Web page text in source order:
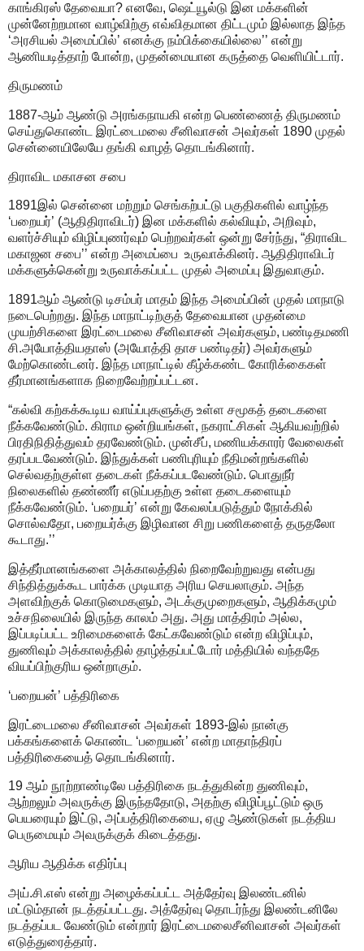
காங்கிரஸ் தேவையா? எனவே, ஷெட்யூல்டு இன மக்களின்
முன்னேற்றமான வாழ்விற்கு எவ்விதமான திட்டமும் இல்லாத இந்த
‘அரசியல் அமைப்பில்’ எனக்கு நம்பிக்கையில்லை’’ என்று
ஆணியடித்தாற் போன்ற, முதன்மையான கருத்தை வெளியிட்டார்.
திருமணம்
1887-ஆம் ஆண்டு அரங்கநாயகி என்ற பெண்ணைத் திருமணம்
செய்துகொண்ட இரட்டைமலை சீனிவாசன் அவர்கள் 1890 முதல்
சென்னையிலேயே தங்கி வாழத் தொடங்கினார்.
திராவிட மகாசன சபை
1891இல் சென்னை மற்றும் செங்கற்பட்டு பகுதிகளில் வாழ்ந்த
‘பறையர்’ (ஆதிதிராவிடர்) இன மக்களில் கல்வியும், அறிவும்,
வளர்ச்சியும் விழிப்புணர்வும் பெற்றவர்கள் ஒன்று சேர்ந்து, “திராவிட
மகாஜன சபை’’ என்ற அமைப்பை உருவாக்கினர். ஆதிதிராவிடர்
மக்களுக்கென்று உருவாக்கப்பட்ட முதல் அமைப்பு இதுவாகும்.
1891ஆம் ஆண்டு டிசம்பர் மாதம் இந்த அமைப்பின் முதல் மாநாடு
நடைபெற்றது. இந்த மாநாட்டிற்குத் தேவையான முதன்மை
முயற்சிகளை இரட்டைமலை சீனிவாசன் அவர்களும், பண்டிதமணி
சி.அயோத்தியதாஸ் (அயோத்தி தாச பண்டிதர்) அவர்களும்
மேற்கொண்டனர். இந்த மாநாட்டில் கீழ்க்கண்ட கோரிக்கைகள்
தீர்மானங்களாக நிறைவேற்றப்பட்டன.
“கல்வி கற்கக்கூடிய வாய்ப்புகளுக்கு உள்ள சமூகத் தடைகளை
நீக்கவேண்டும். கிராம ஒன்றியங்கள், நகராட்சிகள் ஆகியவற்றில்
பிரதிநிதித்துவம் தரவேண்டும். முன்சீப், மணியக்காரர் வேலைகள்
தரப்படவேண்டும். இந்துக்கள் பணிபுரியும் நீதிமன்றங்களில்
செல்வதற்குள்ள தடைகள் நீக்கப்படவேண்டும். பொதுநீர்
நிலைகளில் தண்ணீர் எடுப்பதற்கு உள்ள தடைகளையும்
நீக்கவேண்டும். ‘பறையர்’ என்று கேவலப்படுத்தும் நோக்கில்
சொல்வதோ, பறையர்க்கு இழிவான சிறு பணிகளைத் தருதலோ
கூடாது.’’
இத்தீர்மானங்களை அக்காலத்தில் நிறைவேற்றுவது என்பது
சிந்தித்துக்கூட பார்க்க முடியாத அரிய செயலாகும். அந்த
அளவிற்குக் கொடுமைகளும், அடக்குமுறைகளும், ஆதிக்கமும்
உச்சநிலையில் இருந்த காலம் அது. அது மாத்திரம் அல்ல,
இப்படிப்பட்ட உரிமைகளைக் கேட்கவேண்டும் என்ற விழிப்பும்,
துணிவும் அக்காலத்தில் தாழ்த்தப்பட்டோர் மத்தியில் வந்ததே
வியப்பிற்குரிய ஒன்றாகும்.
‘பறையன்’ பத்திரிகை
இரட்டைமலை சீனிவாசன் அவர்கள் 1893-இல் நான்கு
பக்கங்களைக் கொண்ட ‘பறையன்’ என்ற மாதாந்திரப்
பத்திரிகையைத் தொடங்கினார்.
19 ஆம் நூற்றாண்டிலே பத்திரிகை நடத்துகின்ற துணிவும்,
ஆற்றலும் அவருக்கு இருந்ததோடு, அதற்கு விழிப்பூட்டும் ஒரு
பெயரையும் இட்டு, அப்பத்திரிகையை, ஏழு ஆண்டுகள் நடத்திய
பெருமையும் அவருக்குக் கிடைத்தது.
ஆரிய ஆதிக்க எதிர்ப்பு
அய்.சி.எஸ் என்று அழைக்கப்பட்ட அத்தேர்வு இலண்டனில்
மட்டும்தான் நடத்தப்பட்டது. அத்தேர்வு தொடர்ந்து இலண்டனிலே
நடத்தப்பட வேண்டும் என்றார் இரட்டைமலைசீனிவாசன் அவர்கள்
எடுத்துரைத்தார்.